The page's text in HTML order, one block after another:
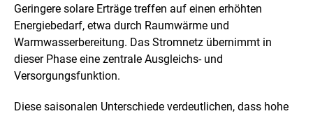
Geringere solare Erträge treffen auf einen erhöhten
Energiebedarf, etwa durch Raumwärme und
Warmwasserbereitung. Das Stromnetz übernimmt in
dieser Phase eine zentrale Ausgleichs- und
Versorgungsfunktion.
Diese saisonalen Unterschiede verdeutlichen, dass hohe